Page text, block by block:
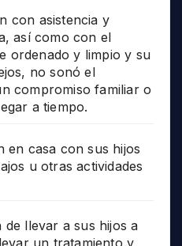
con asistencia y
así como con el
ordenado y limpio y su
no sonó el
compromiso familiar o
a tiempo.
en casa con sus hijos
u otras actividades
de llevar a sus hijos a